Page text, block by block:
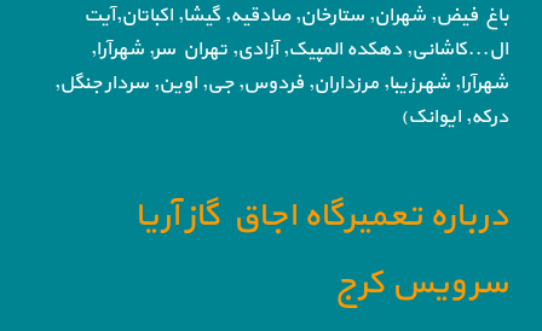
باغ فیض, شهران, ستارخان, صادقیه, گیشا, اکباتان,آیت
ال...کاشانی, دهکده المپیک, آزادی, تهران سر, شهرآرا,
شهرآرا, شهرزیبا, مرزداران, فردوس, جی, اوین, سردار جنگل,
درکه, ایوانک)
درباره تعمیرگاه اجاق گاز آریا
سرویس کرج